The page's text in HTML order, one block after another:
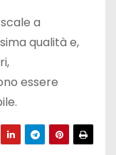
a
qualità e,
essere